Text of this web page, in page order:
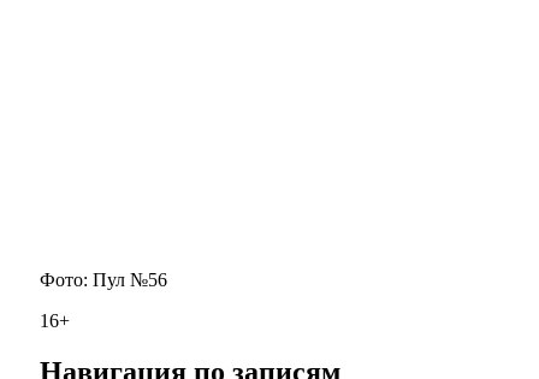
Фото: Пул №56
16+
Навигация по записям